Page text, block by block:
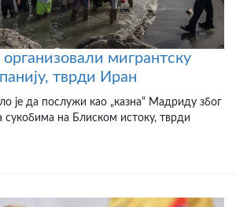
мигрантску
тврди Иран
је да послужи као „казна“ Мадриду због
сукобима на Блиском истоку, тврди